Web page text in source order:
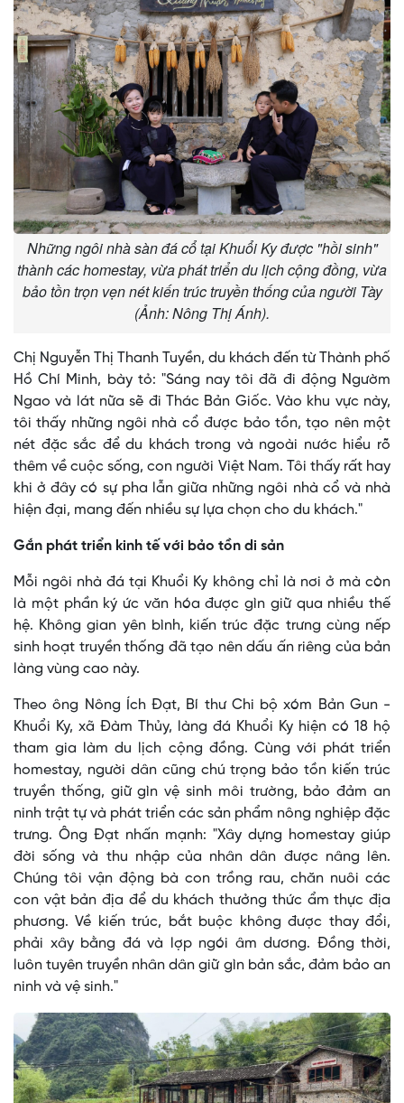
Những ngôi nhà sàn đá cổ tại Khuổi Ky được "hồi sinh"
thành các homestay, vừa phát triển du lịch cộng đồng, vừa
bảo tồn trọn vẹn nét kiến trúc truyền thống của người Tày
(Ảnh: Nông Thị Ánh).
Chị Nguyễn Thị Thanh Tuyền, du khách đến từ Thành phố
Hồ Chí Minh, bày tỏ: "Sáng nay tôi đã đi động Ngườm
Ngao và lát nữa sẽ đi Thác Bản Giốc. Vào khu vực này,
tôi thấy những ngôi nhà cổ được bảo tồn, tạo nên một
nét đặc sắc để du khách trong và ngoài nước hiểu rõ
thêm về cuộc sống, con người Việt Nam. Tôi thấy rất hay
khi ở đây có sự pha lẫn giữa những ngôi nhà cổ và nhà
hiện đại, mang đến nhiều sự lựa chọn cho du khách."
Gắn phát triển kinh tế với bảo tồn di sản
Mỗi ngôi nhà đá tại Khuổi Ky không chỉ là nơi ở mà còn
là một phần ký ức văn hóa được gìn giữ qua nhiều thế
hệ. Không gian yên bình, kiến trúc đặc trưng cùng nếp
sinh hoạt truyền thống đã tạo nên dấu ấn riêng của bản
làng vùng cao này.
Theo ông Nông Ích Đạt, Bí thư Chi bộ xóm Bản Gun -
Khuổi Ky, xã Đàm Thủy, làng đá Khuổi Ky hiện có 18 hộ
tham gia làm du lịch cộng đồng. Cùng với phát triển
homestay, người dân cũng chú trọng bảo tồn kiến trúc
truyền thống, giữ gìn vệ sinh môi trường, bảo đảm an
ninh trật tự và phát triển các sản phẩm nông nghiệp đặc
trưng. Ông Đạt nhấn mạnh: "Xây dựng homestay giúp
đời sống và thu nhập của nhân dân được nâng lên.
Chúng tôi vận động bà con trồng rau, chăn nuôi các
con vật bản địa để du khách thưởng thức ẩm thực địa
phương. Về kiến trúc, bắt buộc không được thay đổi,
phải xây bằng đá và lợp ngói âm dương. Đồng thời,
luôn tuyên truyền nhân dân giữ gìn bản sắc, đảm bảo an
ninh và vệ sinh."